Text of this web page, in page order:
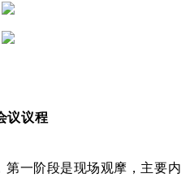
议议程
第一阶段是现场观摩，主要内